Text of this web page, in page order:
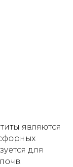
являются
для